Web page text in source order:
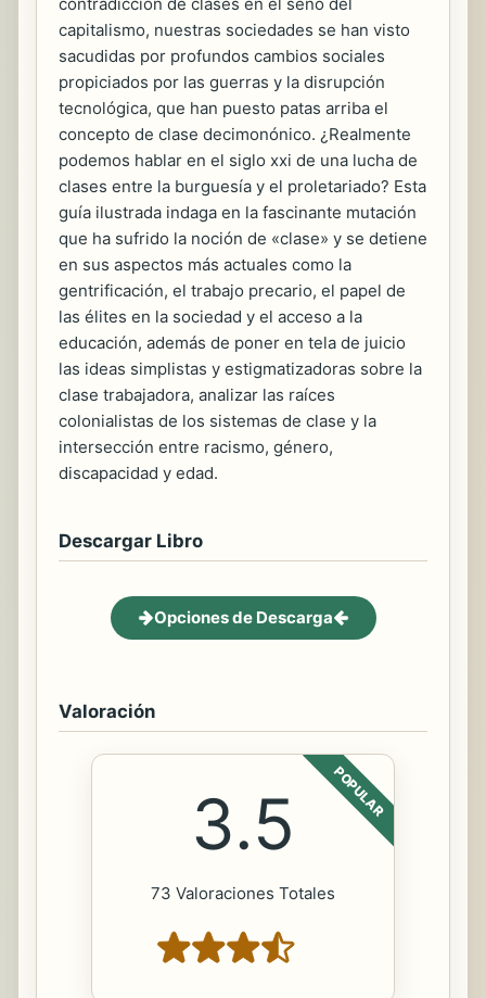
capitalismo, nuestras sociedades se han visto
sacudidas por profundos cambios sociales
propiciados por las guerras y la disrupción
tecnológica, que han puesto patas arriba el
concepto de clase decimonónico. ¿Realmente
podemos hablar en el siglo xxi de una lucha de
clases entre la burguesía y el proletariado? Esta
guía ilustrada indaga en la fascinante mutación
que ha sufrido la noción de «clase» y se detiene
en sus aspectos más actuales como la
gentrificación, el trabajo precario, el papel de
las élites en la sociedad y el acceso a la
educación, además de poner en tela de juicio
las ideas simplistas y estigmatizadoras sobre la
clase trabajadora, analizar las raíces
colonialistas de los sistemas de clase y la
intersección entre racismo, género,
discapacidad y edad.
Descargar Libro
Opciones de Descarga
Valoración
POPULAR
3.5
73 Valoraciones Totales